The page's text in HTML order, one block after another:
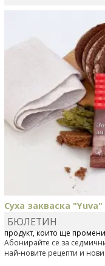
Суха закваска
Отскоро Лесафр България
продукт, който ще
БЮЛЕТИН
Абонирайте се за
най-новите рецепти и